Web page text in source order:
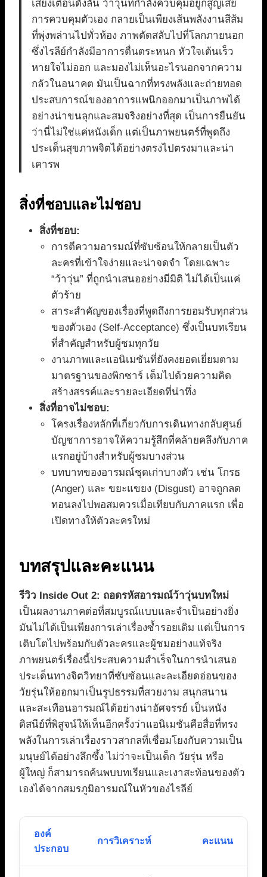
เสียงเตือนดังลั่น ว้าวุ่นที่กำลังควบคุมอยู่ก็สูญเสีย
การควบคุมตัวเอง กลายเป็นเพียงเส้นพลังงานสีส้ม
ที่พุ่งพล่านไปทั่วห้อง ภาพตัดสลับไปที่โลกภายนอก
ซึ่งไรลีย์กำลังมีอาการตื่นตระหนก หัวใจเต้นเร็ว
หายใจไม่ออก และมองไม่เห็นอะไรนอกจากความ
กลัวในอนาคต มันเป็นฉากที่ทรงพลังและถ่ายทอด
ประสบการณ์ของอาการแพนิกออกมาเป็นภาพได้
อย่างน่าขนลุกและสมจริงอย่างที่สุด เป็นการยืนยัน
ว่านี่ไม่ใช่แค่หนังเด็ก แต่เป็นภาพยนตร์ที่พูดถึง
ประเด็นสุขภาพจิตได้อย่างตรงไปตรงมาและน่า
เคารพ
สิ่งที่ชอบและไม่ชอบ
สิ่งที่ชอบ:
การตีความอารมณ์ที่ซับซ้อนให้กลายเป็นตัว
ละครที่เข้าใจง่ายและน่าจดจำ โดยเฉพาะ
“ว้าวุ่น” ที่ถูกนำเสนออย่างมีมิติ ไม่ได้เป็นแค่
ตัวร้าย
สาระสำคัญของเรื่องที่พูดถึงการยอมรับทุกส่วน
ของตัวเอง (Self-Acceptance) ซึ่งเป็นบทเรียน
ที่สำคัญสำหรับผู้ชมทุกวัย
งานภาพและแอนิเมชันที่ยังคงยอดเยี่ยมตาม
มาตรฐานของพิกซาร์ เต็มไปด้วยความคิด
สร้างสรรค์และรายละเอียดที่น่าทึ่ง
สิ่งที่อาจไม่ชอบ:
โครงเรื่องหลักที่เกี่ยวกับการเดินทางกลับศูนย์
บัญชาการอาจให้ความรู้สึกที่คล้ายคลึงกับภาค
แรกอยู่บ้างสำหรับผู้ชมบางส่วน
บทบาทของอารมณ์ชุดเก่าบางตัว เช่น โกรธ
(Anger) และ ขยะแขยง (Disgust) อาจถูกลด
ทอนลงไปพอสมควรเมื่อเทียบกับภาคแรก เพื่อ
เปิดทางให้ตัวละครใหม่
บทสรุปและคะแนน
รีวิว Inside Out 2: ถอดรหัสอารมณ์ว้าวุ่นบทใหม่
เป็นผลงานภาคต่อที่สมบูรณ์แบบและจำเป็นอย่างยิ่ง
มันไม่ได้เป็นเพียงการเล่าเรื่องซ้ำรอยเดิม แต่เป็นการ
เติบโตไปพร้อมกับตัวละครและผู้ชมอย่างแท้จริง
ภาพยนตร์เรื่องนี้ประสบความสำเร็จในการนำเสนอ
ประเด็นทางจิตวิทยาที่ซับซ้อนและละเอียดอ่อนของ
วัยรุ่นให้ออกมาเป็นรูปธรรมที่สวยงาม สนุกสนาน
และสะเทือนอารมณ์ได้อย่างน่าอัศจรรย์ เป็นหนัง
ดิสนีย์ที่พิสูจน์ให้เห็นอีกครั้งว่าแอนิเมชันคือสื่อที่ทรง
พลังในการเล่าเรื่องราวสากลที่เชื่อมโยงกับความเป็น
มนุษย์ได้อย่างลึกซึ้ง ไม่ว่าจะเป็นเด็ก วัยรุ่น หรือ
ผู้ใหญ่ ก็สามารถค้นพบบทเรียนและเงาสะท้อนของตัว
เองได้จากสมรภูมิอารมณ์ในหัวของไรลีย์
องค์
ประกอบ
การวิเคราะห์ คะแนน